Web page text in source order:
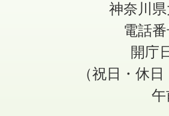
神奈川
電話
開庁
（祝日・休
午